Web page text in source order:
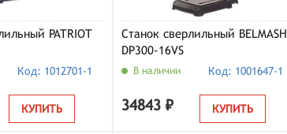
PATRIOT
Код: 1012701-1
КУПИТЬ
Станок сверлильный BELMASH
DP300-16VS
В наличии Код: 1001647-1
34843 ₽ КУПИТЬ